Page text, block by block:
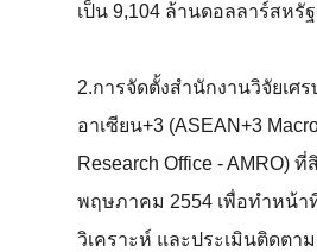
เป็น 9,104 ล้านดอลลาร์สหรัฐ
2.การจัดตั้งสำนักงานวิจัยเศ
อาเซียน+3 (ASEAN+3
Research Office - AMRO)
พฤษภาคม 2554 เพื่อทำหน้าที่
วิเคราะห์ และประเมินติดตา